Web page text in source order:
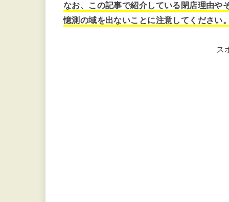
なお、この記事で紹介している閉店理由や
憶測の域を出ないことに注意してください
ス